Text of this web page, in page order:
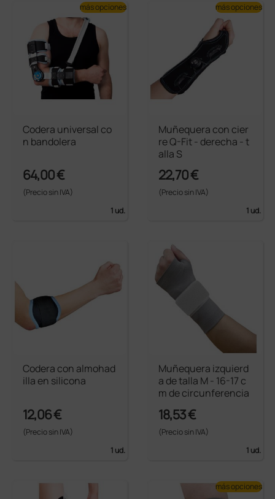
Codera universal co
n bandolera
64,00 €
(Precio sin IVA)
1 ud.
más opciones
Muñequera con cier
re Q-Fit - derecha - t
alla S
22,70 €
(Precio sin IVA)
1 ud.
más opciones
Codera con almohad
illa en silicona
12,06 €
(Precio sin IVA)
1 ud.
Muñequera izquierd
a de talla M - 16-17 c
m de circunferencia
18,53 €
(Precio sin IVA)
1 ud.
más opciones